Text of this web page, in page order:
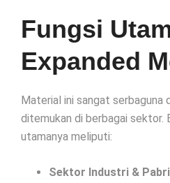
Fungsi
Expanded
Material ini sangat serbaguna
ditemukan di berbagai sektor.
utamanya meliputi:
Sektor Industri &